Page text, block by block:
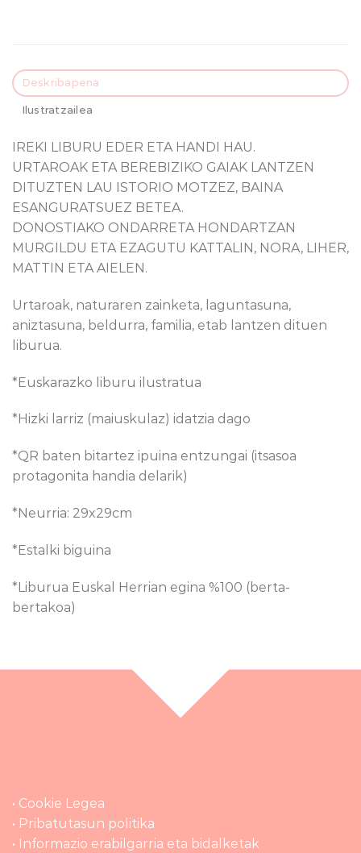
Deskribapena
Ilustratzailea
IREKI LIBURU EDER ETA HANDI HAU.
URTAROAK ETA BEREBIZIKO GAIAK LANTZEN
DITUZTEN LAU ISTORIO MOTZEZ, BAINA
ESANGURATSUEZ BETEA.
DONOSTIAKO ONDARRETA HONDARTZAN
MURGILDU ETA EZAGUTU KATTALIN, NORA, LIHER,
MATTIN ETA AIELEN.
Urtaroak, naturaren zainketa, laguntasuna,
aniztasuna, beldurra, familia, etab lantzen dituen
liburua.
*Euskarazko liburu ilustratua
*Hizki larriz (maiuskulaz) idatzia dago
*QR baten bitartez ipuina entzungai (itsasoa
protagonita handia delarik)
*Neurria: 29x29cm
*Estalki biguina
*Liburua Euskal Herrian egina %100 (berta-
bertakoa)
• Cookie Legea
• Pribatutasun politika
• Informazio erabilgarria eta bidalketak